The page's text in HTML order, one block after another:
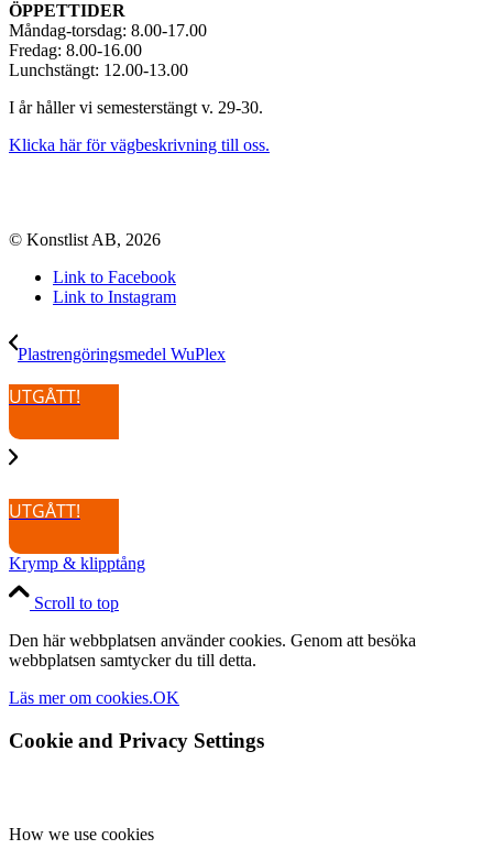
ÖPPETTIDER
Måndag-torsdag: 8.00-17.00
Fredag: 8.00-16.00
Lunchstängt: 12.00-13.00
I år håller vi semesterstängt v. 29-30.
Klicka här för vägbeskrivning till oss.
© Konstlist AB, 2026
Link to Facebook
Link to Instagram
Plastrengöringsmedel WuPlex
UTGÅTT!
UTGÅTT!
Krymp & klipptång
Scroll to top
Den här webbplatsen använder cookies. Genom att besöka
webbplatsen samtycker du till detta.
Läs mer om cookies.OK
Cookie and Privacy Settings
How we use cookies